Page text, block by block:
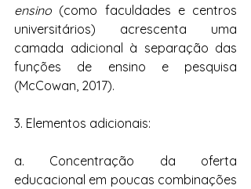
ensino (como faculdades e centros
universitários) acrescenta uma
camada adicional à separação das
funções de ensino e pesquisa
(McCowan, 2017).
3. Elementos adicionais:
a. Concentração da oferta
educacional em poucas combinações